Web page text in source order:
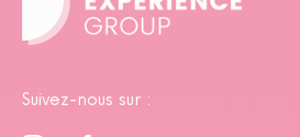
Suivez-nous sur :